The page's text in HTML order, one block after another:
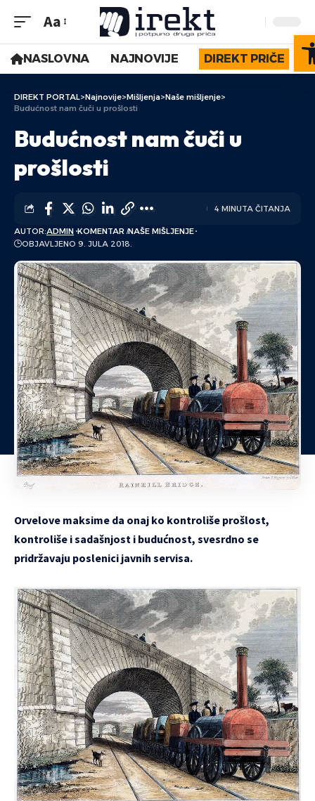
Aa
NASLOVNA NAJNOVIJE DIREKT PRIČE
DIREKT PORTAL>Najnovije>Mišljenja>Naše mišljenje>
Budućnost nam čuči u prošlosti
Budućnost nam čuči u
prošlosti
AUTOR:ADMIN KOMENTAR NAŠE MIŠLJENJE
OBJAVLJENO 9. JULA 2018.
4 MINUTA ČITANJA
Orvelove maksime da onaj ko kontroliše prošlost,
kontroliše i sadašnjost i budućnost, svesrdno se
pridržavaju poslenici javnih servisa.